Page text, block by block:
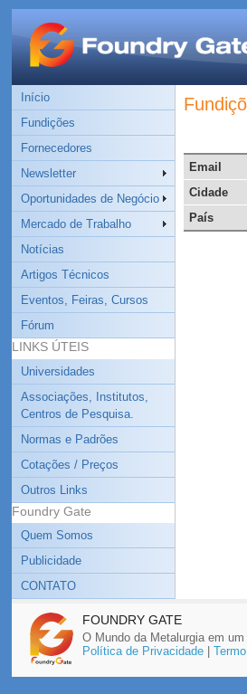
Início
Fundições
Fornecedores
Newsletter
Oportunidades de Negócio
Mercado de Trabalho
Notícias
Artigos Técnicos
Eventos, Feiras, Cursos
Fórum
LINKS ÚTEIS
Universidades
Associações, Institutos,
Centros de Pesquisa.
Normas e Padrões
Cotações / Preços
Outros Links
Foundry Gate
Quem Somos
Publicidade
CONTATO
Email
Cidade
País
FOUNDRY GATE
O Mundo da Metalurgia em um
Política de Privacidade|